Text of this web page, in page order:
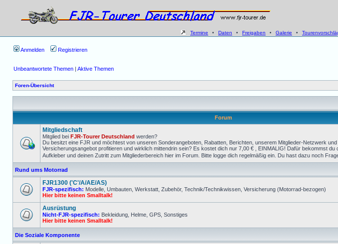
Termine • Daten • Freigaben • Galerie •
Anmelden Registrieren
Unbeantwortete Themen | Aktive Themen
Foren-Übersicht
Forum
Mitgliedschaft
Mitglied bei FJR-Tourer Deutschland werden?
Du besitzt eine FJR und möchtest von unseren Sonderangeboten, Rabatten, Berichten, unserem Mitglieder-Netzwerk
Versicherungsangebot profitieren und wirklich mittendrin sein? Es kostet dich nur 7,00 € , EINMALIG! Dafür bekommst du
Aufkleber und deinen Zutritt zum Mitgliederbereich hier im Forum. Bitte logge dich regelmäßig ein. Du hast dazu noch
Rund ums Motorrad
FJR1300 ('C'/A/AE/AS)
FJR-spezifisch: Modelle, Umbauten, Werkstatt, Zubehör, Technik/Technikwissen, Versicherung (Motorrad-bezogen)
Hier bitte keinen Smalltalk!
Ausrüstung
Nicht-FJR-spezifisch: Bekleidung, Helme, GPS, Sonstiges
Hier bitte keinen Smalltalk!
Die Soziale Komponente